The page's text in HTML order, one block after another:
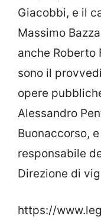
Giacobbi, e il
Massimo
anche Roberto
sono il
opere
Alessandro
Buonaccorso,
responsabile
Direzione di
https://